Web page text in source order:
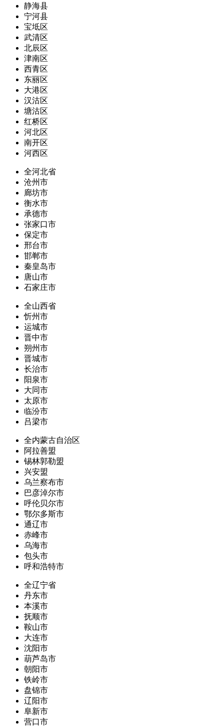
静海县
宁河县
宝坻区
武清区
北辰区
津南区
西青区
东丽区
大港区
汉沽区
塘沽区
红桥区
河北区
南开区
河西区
全河北省
沧州市
廊坊市
衡水市
承德市
张家口市
保定市
邢台市
邯郸市
秦皇岛市
唐山市
石家庄市
全山西省
忻州市
运城市
晋中市
朔州市
晋城市
长治市
阳泉市
大同市
太原市
临汾市
吕梁市
全内蒙古自治区
阿拉善盟
锡林郭勒盟
兴安盟
乌兰察布市
巴彦淖尔市
呼伦贝尔市
鄂尔多斯市
通辽市
赤峰市
乌海市
包头市
呼和浩特市
全辽宁省
丹东市
本溪市
抚顺市
鞍山市
大连市
沈阳市
葫芦岛市
朝阳市
铁岭市
盘锦市
辽阳市
阜新市
营口市